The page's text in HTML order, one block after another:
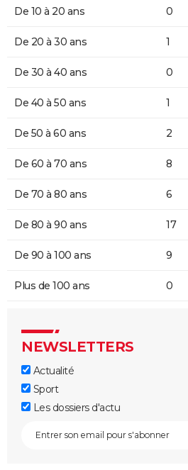
De 10 à 20 ans 0
De 20 à 30 ans 1
De 30 à 40 ans 0
De 40 à 50 ans 1
De 50 à 60 ans 2
De 60 à 70 ans 8
De 70 à 80 ans 6
De 80 à 90 ans 17
De 90 à 100 ans 9
Plus de 100 ans 0
NEWSLETTERS
Actualité
Sport
Les dossiers d'actu